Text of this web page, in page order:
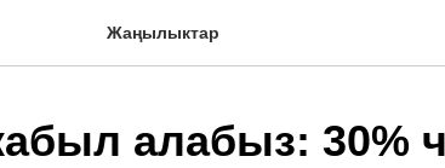
Жаңылыктар
алабыз: 30%